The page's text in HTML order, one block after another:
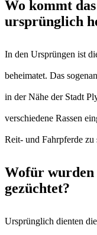
Wo kommt
ursprünglich
In den Ursprüngen ist
beheimatet. Das
in der Nähe der Stadt
verschiedene Rassen
Reit- und Fahrpferde zu
Wofür
gezüchtet?
Ursprünglich dienten